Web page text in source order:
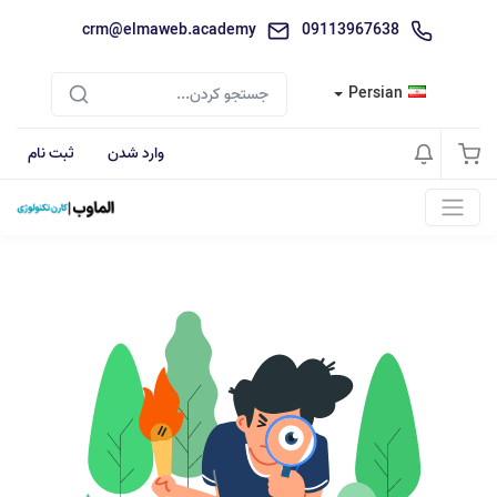
09113967638
crm@elmaweb.academy
Persian
وارد شدن ثبت نام